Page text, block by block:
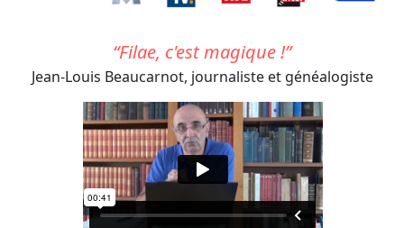
Filae, c'est magique !
Jean-Louis Beaucarnot, journaliste et généalogiste